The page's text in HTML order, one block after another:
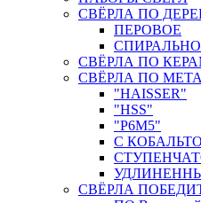
СВЁРЛА ПО
ПЕРОВОЕ
СВЁРЛА ПО
СВЁРЛА ПО
"HAISSER"
"HSS"
"Р6М5"
С
СВЁРЛА